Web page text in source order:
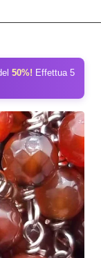
50%! Effettua 5